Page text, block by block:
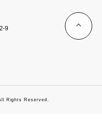
2-9
Rights Reserved.